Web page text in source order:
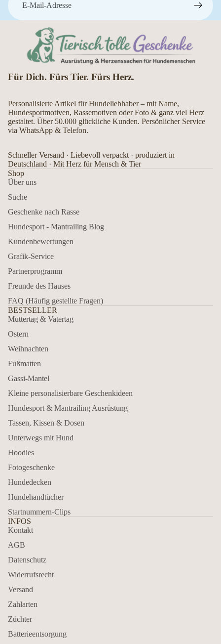
Für Dich. Fürs Tier. Fürs Herz.
Personalisierte Artikel für Hundeliebhaber – mit Name,
Hundesportmotiven, Rassemotiven oder Foto & ganz viel Herz
gestaltet. Über 50.000 glückliche Kunden. Persönlicher Service
via WhatsApp & Telefon.
Schneller Versand · Liebevoll verpackt · produziert in
Deutschland · Mit Herz für Mensch & Tier
Shop
Über uns
Suche
Geschenke nach Rasse
Hundesport - Mantrailing Blog
Kundenbewertungen
Grafik-Service
Partnerprogramm
Freunde des Hauses
FAQ (Häufig gestellte Fragen)
BESTSELLER
Muttertag & Vatertag
Ostern
Weihnachten
Fußmatten
Gassi-Mantel
Kleine personalisierbare Geschenkideen
Hundesport & Mantrailing Ausrüstung
Tassen, Kissen & Dosen
Unterwegs mit Hund
Hoodies
Fotogeschenke
Hundedecken
Hundehandtücher
Startnummern-Clips
INFOS
Kontakt
AGB
Datenschutz
Widerrufsrecht
Versand
Zahlarten
Züchter
Batterieentsorgung